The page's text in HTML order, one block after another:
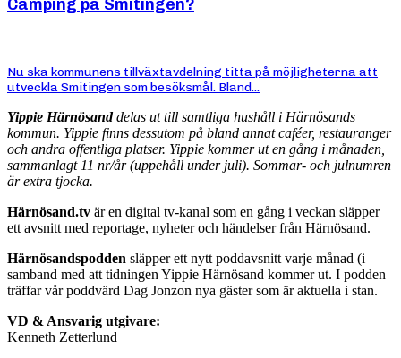
Camping på Smitingen?
Nu ska kommunens tillväxtavdelning titta på möjligheterna att
utveckla Smitingen som besöksmål. Bland...
Yippie Härnösanddelas ut till samtliga hushåll i Härnösands
kommun. Yippie finns dessutom på bland annat caféer, restauranger
och andra offentliga platser. Yippie kommer ut en gång i månaden,
sammanlagt 11 nr/år (uppehåll under juli). Sommar- och julnumren
är extra tjocka.
Härnösand.tv är en digital tv-kanal som en gång i veckan släpper
ett avsnitt med reportage, nyheter och händelser från Härnösand.
Härnösandspodden släpper ett nytt poddavsnitt varje månad (i
samband med att tidningen Yippie Härnösand kommer ut. I podden
träffar vår poddvärd Dag Jonzon nya gäster som är aktuella i stan.
VD & Ansvarig utgivare:
Kenneth Zetterlund